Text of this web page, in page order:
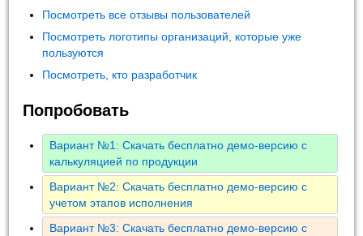
Посмотреть все отзывы пользователей
Посмотреть логотипы организаций, которые уже
пользуются
Посмотреть, кто разработчик
Попробовать
Вариант №1: Скачать бесплатно демо-версию с
калькуляцией по продукции
Вариант №2: Скачать бесплатно демо-версию с
учетом этапов исполнения
Вариант №3: Скачать бесплатно демо-версию с